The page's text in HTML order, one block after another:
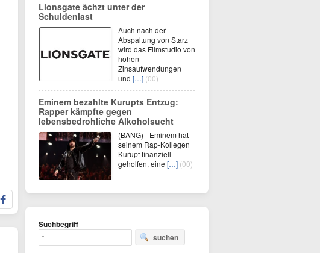
Lionsgate ächzt unter der
Schuldenlast
Auch nach der
Abspaltung von Starz
wird das Filmstudio von
hohen
Zinsaufwendungen
und […] (00)
Eminem bezahlte Kurupts Entzug:
Rapper kämpfte gegen
lebensbedrohliche Alkoholsucht
(BANG) - Eminem hat
seinem Rap-Kollegen
Kurupt finanziell
geholfen, eine […] (00)
Suchbegriff
suchen